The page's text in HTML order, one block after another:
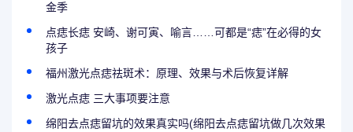
金季
点痣长痣 安崎、谢可寅、喻言……可都是“痣”在必得的女
孩子
福州激光点痣祛斑术：原理、效果与术后恢复详解
激光点痣 三大事项要注意
绵阳去点痣留坑的效果真实吗(绵阳去点痣留坑做几次效果